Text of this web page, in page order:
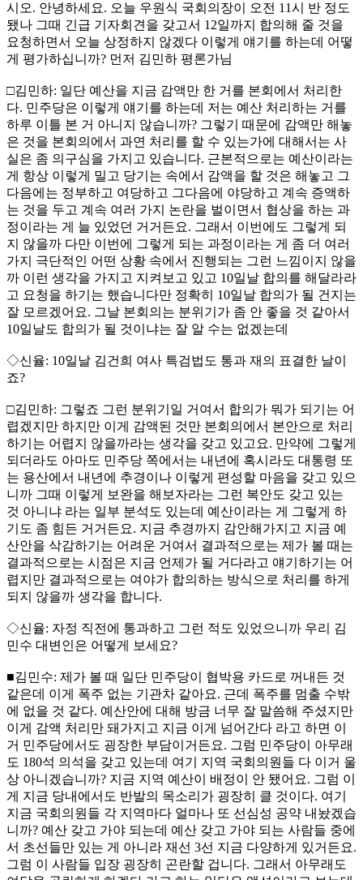
시오. 안녕하세요. 오늘 우원식 국회의장이 오전 11시 반 정도
됐나 그때 긴급 기자회견을 갖고서 12일까지 합의해 줄 것을
요청하면서 오늘 상정하지 않겠다 이렇게 얘기를 하는데 어떻
게 평가하십니까? 먼저 김민하 평론가님
□김민하: 일단 예산을 지금 감액만 한 거를 본회에서 처리한
다. 민주당은 이렇게 얘기를 하는데 저는 예산 처리하는 거를
하루 이틀 본 거 아니지 않습니까? 그렇기 때문에 감액만 해놓
은 것을 본회의에서 과연 처리를 할 수 있는가에 대해서는 사
실은 좀 의구심을 가지고 있습니다. 근본적으로는 예산이라는
게 항상 이렇게 밀고 당기는 속에서 감액을 할 것은 해놓고 그
다음에는 정부하고 여당하고 그다음에 야당하고 계속 증액하
는 것을 두고 계속 여러 가지 논란을 벌이면서 협상을 하는 과
정이라는 게 늘 있었던 거거든요. 그래서 이번에도 그렇게 되
지 않을까 다만 이번에 그렇게 되는 과정이라는 게 좀 더 여러
가지 극단적인 어떤 상황 속에서 진행되는 그런 느낌이지 않을
까 이런 생각을 가지고 지켜보고 있고 10일날 합의를 해달라라
고 요청을 하기는 했습니다만 정확히 10일날 합의가 될 건지는
잘 모르겠어요. 그날 본회의는 분위기가 좀 안 좋을 것 같아서
10일날도 합의가 될 것이냐는 잘 알 수는 없겠는데
◇신율: 10일날 김건희 여사 특검법도 통과 재의 표결한 날이
죠?
□김민하: 그렇죠 그런 분위기일 거여서 합의가 뭐가 되기는 어
렵겠지만 하지만 이게 감액된 것만 본회의에서 본안으로 처리
하기는 어렵지 않을까라는 생각을 갖고 있고요. 만약에 그렇게
되더라도 아마도 민주당 쪽에서는 내년에 혹시라도 대통령 또
는 용산에서 내년에 추경이나 이렇게 편성할 마음을 갖고 있으
니까 그때 이렇게 보완을 해보자라는 그런 복안도 갖고 있는
것 아니냐 라는 일부 분석도 있는데 예산이라는 게 그렇게 하
기도 좀 힘든 거거든요. 지금 추경까지 감안해가지고 지금 예
산안을 삭감하기는 어려운 거여서 결과적으로는 제가 볼 때는
결과적으로는 시점은 지금 언제가 될 거다라고 얘기하기는 어
렵지만 결과적으로는 여야가 합의하는 방식으로 처리를 하게
되지 않을까 생각을 합니다.
◇신율: 자정 직전에 통과하고 그런 적도 있었으니까 우리 김
민수 대변인은 어떻게 보세요?
■김민수: 제가 볼 때 일단 민주당이 협박용 카드로 꺼내든 것
같은데 이게 폭주 없는 기관차 같아요. 근데 폭주를 멈출 수밖
에 없을 것 같다. 예산안에 대해 방금 너무 잘 말씀해 주셨지만
이게 감액 처리만 돼가지고 지금 이게 넘어간다 라고 하면 이
거 민주당에서도 굉장한 부담이거든요. 그럼 민주당이 아무래
도 180석 의석을 갖고 있는데 여기 지역 국회의원들 다 이거 울
상 아니겠습니까? 지금 지역 예산이 배정이 안 됐어요. 그럼 이
게 지금 당내에서도 반발의 목소리가 굉장히 클 것이다. 여기
지금 국회의원들 각 지역마다 얼마나 또 선심성 공약 내놨겠습
니까? 예산 갖고 가야 되는데 예산 갖고 가야 되는 사람들 중에
서 초선들만 있는 게 아니라 재선 3선 지금 다양하게 있거든요.
그럼 이 사람들 입장 굉장히 곤란할 겁니다. 그래서 아무래도